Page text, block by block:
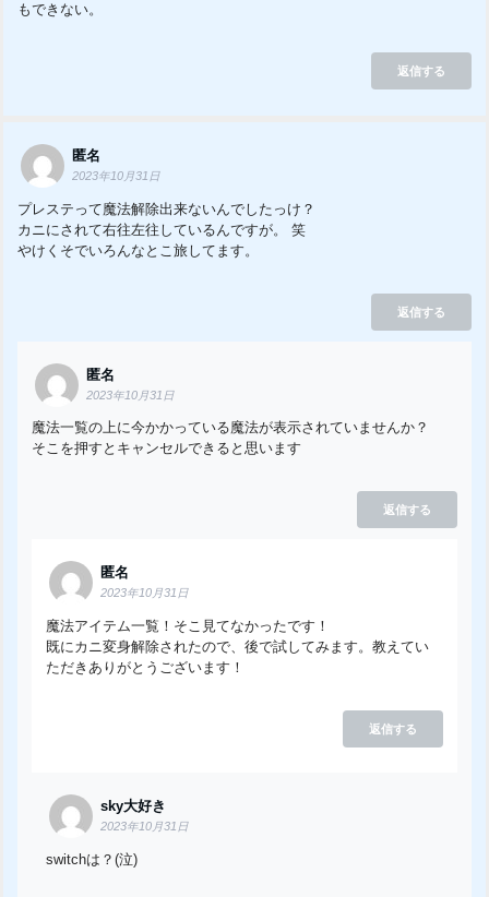
もできない。
返信する
匿名
2023年10月31日
プレステって魔法解除出来ないんでしたっけ？
カニにされて右往左往しているんですが。 笑
やけくそでいろんなとこ旅してます。
返信する
匿名
2023年10月31日
魔法一覧の上に今かかっている魔法が表示されていませんか？
そこを押すとキャンセルできると思います
返信する
匿名
2023年10月31日
魔法アイテム一覧！そこ見てなかったです！
既にカニ変身解除されたので、後で試してみます。教えてい
ただきありがとうございます！
返信する
sky大好き
2023年10月31日
switchは？(泣)